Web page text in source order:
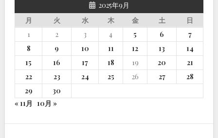
2025年9月
月
火 水 木 金 土
日
1
2 3 4 5 6
7
8
9 10 11 12 13
14
15
16 17 18 19 20
21
22
23 24 25 26 27
28
29
30
« 11月 10月 »